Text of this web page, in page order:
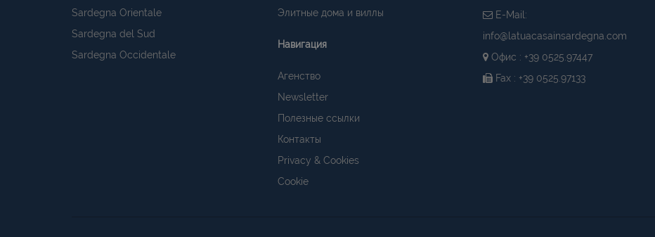
Sardegna Orientale
Sardegna del Sud
Sardegna Occidentale
Элитные дома и виллы
Навигация
Агенство
Newsletter
Полезные ссылки
Контакты
Privacy & Cookies
Cookie
E-Mail:
info@latuacasainsardegna.com
Офис : +39 0525.97447
Fax : +39 0525.97133